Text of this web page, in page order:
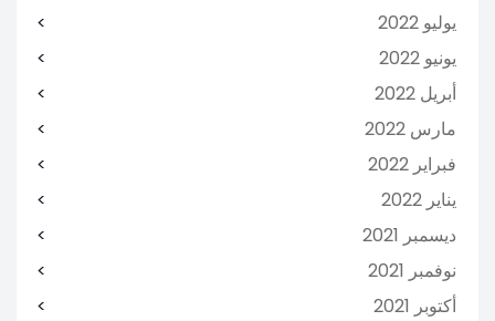
يوليو 2022
يونيو 2022
أبريل 2022
مارس 2022
فبراير 2022
يناير 2022
ديسمبر 2021
نوفمبر 2021
أكتوبر 2021